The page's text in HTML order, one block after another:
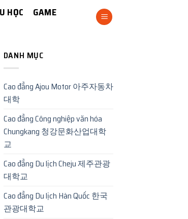
HỌC
GAME
DANH MỤC
Cao đẳng Ajou Motor 아주자동차
대학
Cao đẳng Công nghiệp văn hóa
Chungkang 청강문화산업대학
교
Cao đẳng Du lịch Cheju 제주관광
대학교
Cao đẳng Du lịch Hàn Quốc 한국
관광대학교